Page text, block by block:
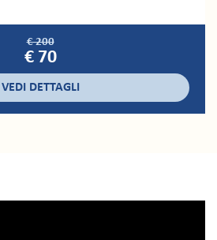
€ 200
€ 70
VEDI DETTAGLI